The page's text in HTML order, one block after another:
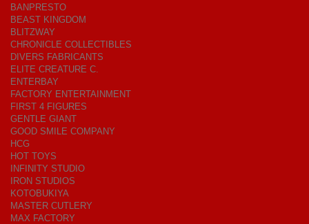
BANPRESTO
BEAST KINGDOM
BLITZWAY
CHRONICLE COLLECTIBLES
DIVERS FABRICANTS
ELITE CREATURE C.
ENTERBAY
FACTORY ENTERTAINMENT
FIRST 4 FIGURES
GENTLE GIANT
GOOD SMILE COMPANY
HCG
HOT TOYS
INFINITY STUDIO
IRON STUDIOS
KOTOBUKIYA
MASTER CUTLERY
MAX FACTORY